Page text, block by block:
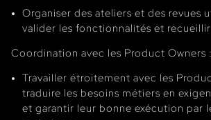
Organiser des ateliers et des revues
valider les fonctionnalités et
Coordination avec les Product Owners :
Travailler étroitement avec les
traduire les besoins métiers en
et garantir leur bonne exécution par